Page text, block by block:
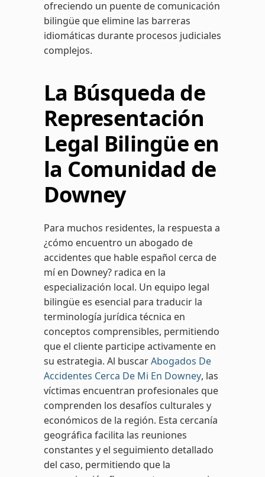
ofreciendo un puente de comunicación
bilingüe que elimine las barreras
idiomáticas durante procesos judiciales
complejos.
La Búsqueda de
Representación
Legal Bilingüe en
la Comunidad de
Downey
Para muchos residentes, la respuesta a
¿cómo encuentro un abogado de
accidentes que hable español cerca de
mí en Downey? radica en la
especialización local. Un equipo legal
bilingüe es esencial para traducir la
terminología jurídica técnica en
conceptos comprensibles, permitiendo
que el cliente participe activamente en
su estrategia. Al buscarAbogados De
Accidentes Cerca De Mi En Downey, las
víctimas encuentran profesionales que
comprenden los desafíos culturales y
económicos de la región. Esta cercanía
geográfica facilita las reuniones
constantes y el seguimiento detallado
del caso, permitiendo que la